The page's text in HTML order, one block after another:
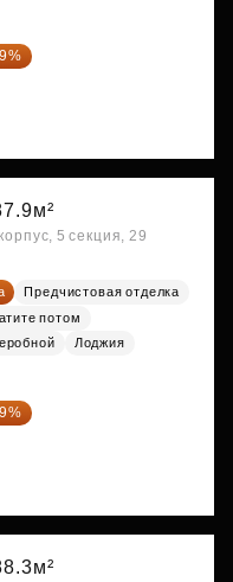
5 секция, 29
Предчистовая отделка
потом
Лоджия